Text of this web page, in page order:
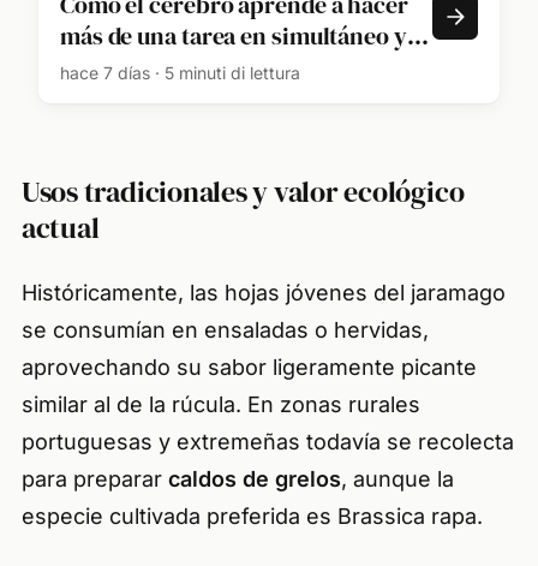
más de una tarea en simultáneo y
automatizar las complejas
hace 7 días · 5 minuti di lettura
Usos tradicionales y valor ecológico
actual
Históricamente, las hojas jóvenes del jaramago
se consumían en ensaladas o hervidas,
aprovechando su sabor ligeramente picante
similar al de la rúcula. En zonas rurales
portuguesas y extremeñas todavía se recolecta
para preparar caldos de grelos, aunque la
especie cultivada preferida es Brassica rapa.